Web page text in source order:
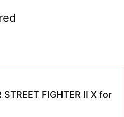
FIGHTER II X for